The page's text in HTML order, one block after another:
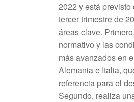
2022 y está
tercer trimestre de
áreas clave.
normativo y las
más avanzados en
Alemania e Italia,
referencia para el
Segundo, realiza